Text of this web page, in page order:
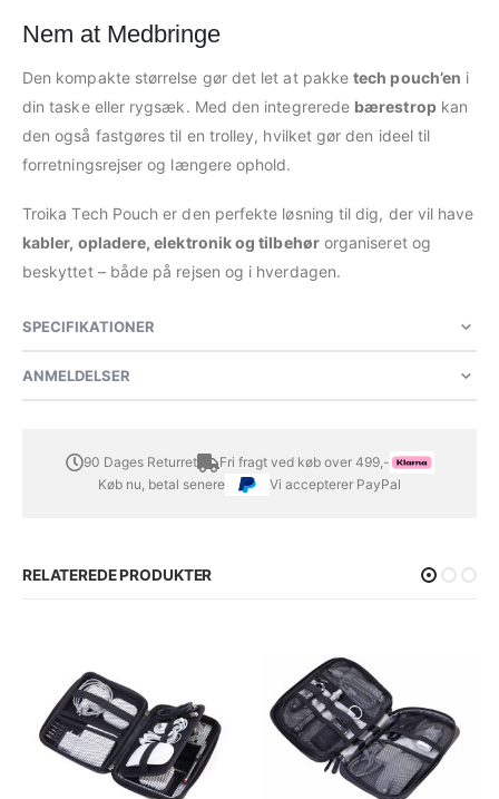
Nem at Medbringe
Den kompakte størrelse gør det let at pakketech pouch’en i
din taske eller rygsæk. Med den integrerede bærestropkan
den også fastgøres til en trolley, hvilket gør den ideel til
forretningsrejser og længere ophold.
Troika Tech Pouch er den perfekte løsning til dig, der vil have
kabler, opladere, elektronik og tilbehørorganiseret og
beskyttet – både på rejsen og i hverdagen.
SPECIFIKATIONER
ANMELDELSER
90 Dages Returret
Fri fragt ved køb over 499,-
Køb nu, betal senere
Vi accepterer PayPal
RELATEREDE PRODUKTER